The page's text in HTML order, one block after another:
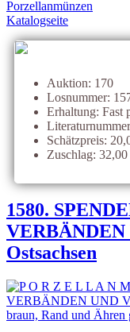
Porzellanmünzen
Katalogseite
Auktion: 170
Losnummer:
Erhaltung: Fast
Schätzpreis:
Zuschlag: 32,00
1580.
Ostsachsen